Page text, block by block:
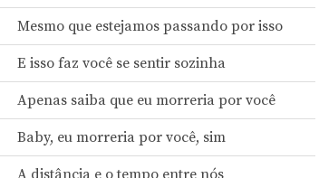
Mesmo que estejamos passando por isso
E isso faz você se sentir sozinha
Apenas saiba que eu morreria por você
Baby, eu morreria por você, sim
A distância e o tempo entre nós